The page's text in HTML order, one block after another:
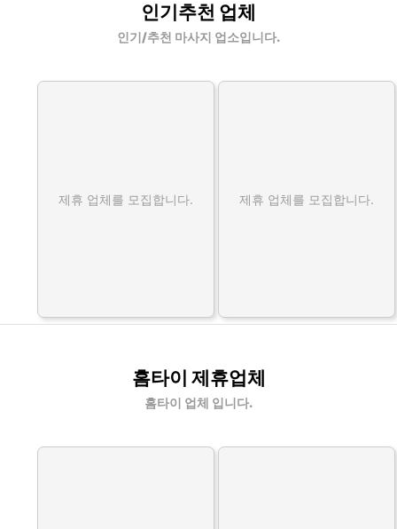
인기추천 업체
인기/추천 마사지 업소입니다.
제휴 업체를 모집합니다. 제휴 업체를 모집합니다.
홈타이 제휴업체
홈타이 업체 입니다.